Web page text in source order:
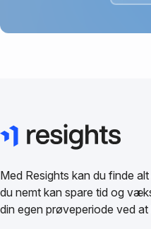
Med Resights kan du finde
du nemt kan spare tid og
din egen prøveperiode ved